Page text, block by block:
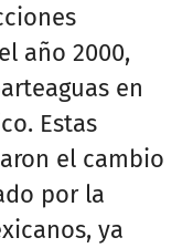
año 2000,
en
Estas
el cambio
por la
ya